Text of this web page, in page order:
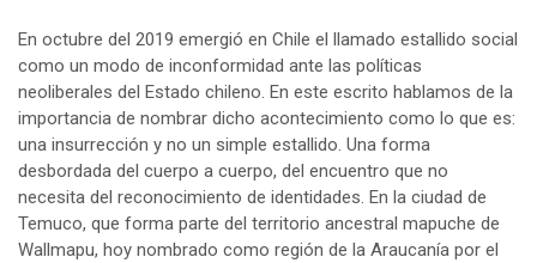
En octubre del 2019 emergió en Chile el llamado estallido social
como un modo de inconformidad ante las políticas
neoliberales del Estado chileno. En este escrito hablamos de la
importancia de nombrar dicho acontecimiento como lo que es:
una insurrección y no un simple estallido. Una forma
desbordada del cuerpo a cuerpo, del encuentro que no
necesita del reconocimiento de identidades. En la ciudad de
Temuco, que forma parte del territorio ancestral mapuche de
Wallmapu, hoy nombrado como región de la Araucanía por el